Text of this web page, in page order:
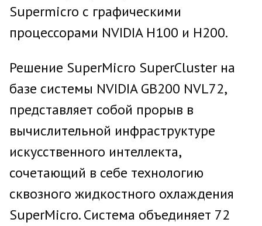
Supermicro с графическими
процессорами NVIDIA H100 и H200.
Решение SuperMicro SuperCluster на
базе системы NVIDIA GB200 NVL72,
представляет собой прорыв в
вычислительной инфраструктуре
искусственного интеллекта,
сочетающий в себе технологию
сквозного жидкостного охлаждения
SuperMicro. Система объединяет 72